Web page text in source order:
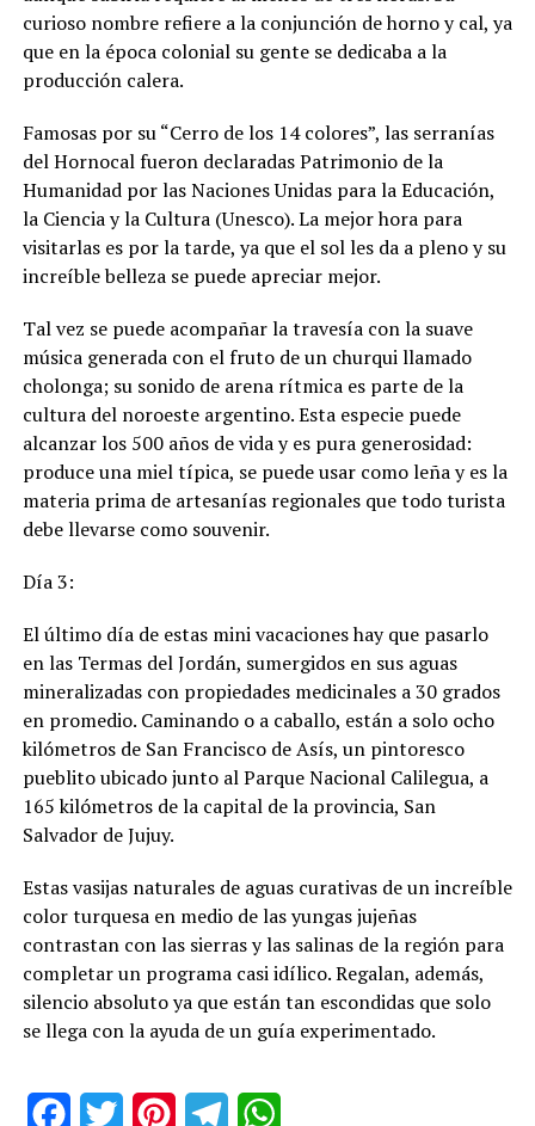
curioso nombre refiere a la conjunción de horno y cal, ya
que en la época colonial su gente se dedicaba a la
producción calera.
Famosas por su “Cerro de los 14 colores”, las serranías
del Hornocal fueron declaradas Patrimonio de la
Humanidad por las Naciones Unidas para la Educación,
la Ciencia y la Cultura (Unesco). La mejor hora para
visitarlas es por la tarde, ya que el sol les da a pleno y su
increíble belleza se puede apreciar mejor.
Tal vez se puede acompañar la travesía con la suave
música generada con el fruto de un churqui llamado
cholonga; su sonido de arena rítmica es parte de la
cultura del noroeste argentino. Esta especie puede
alcanzar los 500 años de vida y es pura generosidad:
produce una miel típica, se puede usar como leña y es la
materia prima de artesanías regionales que todo turista
debe llevarse como souvenir.
Día 3:
El último día de estas mini vacaciones hay que pasarlo
en las Termas del Jordán, sumergidos en sus aguas
mineralizadas con propiedades medicinales a 30 grados
en promedio. Caminando o a caballo, están a solo ocho
kilómetros de San Francisco de Asís, un pintoresco
pueblito ubicado junto al Parque Nacional Calilegua, a
165 kilómetros de la capital de la provincia, San
Salvador de Jujuy.
Estas vasijas naturales de aguas curativas de un increíble
color turquesa en medio de las yungas jujeñas
contrastan con las sierras y las salinas de la región para
completar un programa casi idílico. Regalan, además,
silencio absoluto ya que están tan escondidas que solo
se llega con la ayuda de un guía experimentado.
FacebookTwitter PinterestTelegram